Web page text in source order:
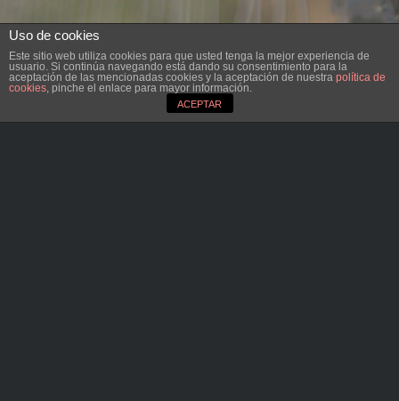
Uso de cookies
Este sitio web utiliza cookies para que usted tenga la mejor experiencia de
usuario. Si continúa navegando está dando su consentimiento para la
aceptación de las mencionadas cookies y la aceptación de nuestra política de
cookies, pinche el enlace para mayor información.
ACEPTAR